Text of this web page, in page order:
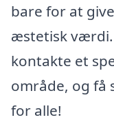
bare for at
æstetisk værdi.
kontakte et
område, og få
for alle!